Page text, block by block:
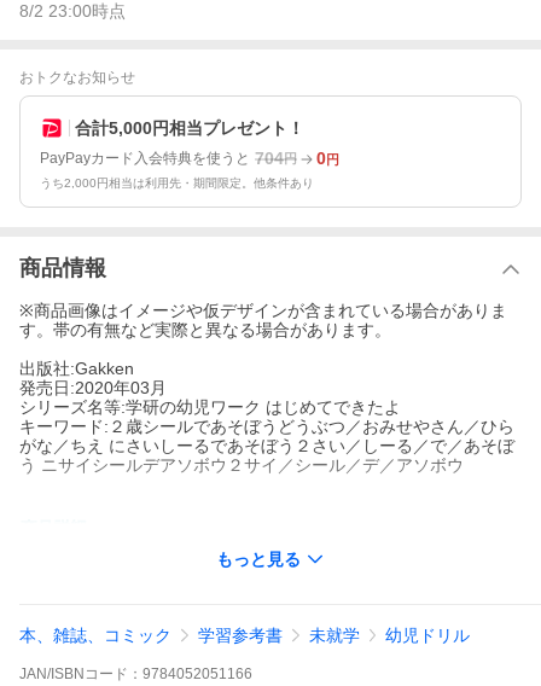
8/2 23:00時点
おトクなお知らせ
合計5,000円相当プレゼント！
PayPayカード入会特典を使うと 704円 0円
うち2,000円相当は利用先・期間限定。他条件あり
商品情報
※商品画像はイメージや仮デザインが含まれている場合がありま
す。帯の有無など実際と異なる場合があります。
出版社:Gakken
発売日:2020年03月
シリーズ名等:学研の幼児ワーク はじめてできたよ
キーワード:２歳シールであそぼうどうぶつ／おみせやさん／ひら
がな／ちえ にさいしーるであそぼう２さい／しーる／で／あそぼ
う ニサイシールデアソボウ２サイ／シール／デ／アソボウ
学研の幼児ワーク はじめてできたよ
的好奇心を刺激するおけいこが両方できるミニブック。言葉や知
識をぐんぐん獲得する時期に、楽しみながら知的能力を高めるこ
とができます。
もっと見る
本、雑誌、コミック 学習参考書 未就学 幼児ドリル
JAN/ISBNコード： 9784052051166